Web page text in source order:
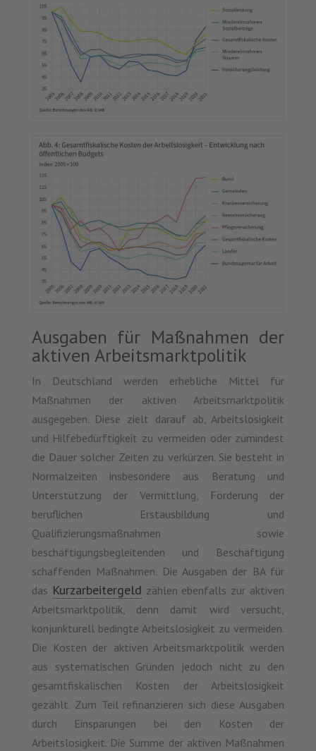
Ausgaben für Maßnahmen der
aktiven Arbeitsmarktpolitik
In Deutschland werden erhebliche Mittel für
Maßnahmen der aktiven Arbeitsmarktpolitik
ausgegeben. Diese zielt darauf ab, Arbeitslosigkeit
und Hilfebedürftigkeit zu vermeiden oder zumindest
die Dauer solcher Zeiten zu verkürzen. Sie besteht in
Normalzeiten insbesondere aus Beratung und
Unterstützung der Vermittlung, Förderung der
beruflichen Erstausbildung und
Qualifizierungsmaßnahmen sowie
beschäftigungsbegleitenden und Beschäftigung
schaffenden Maßnahmen. Die Ausgaben der BA für
das Kurzarbeitergeld zählen ebenfalls zur aktiven
Arbeitsmarktpolitik, denn damit wird versucht,
konjunkturell bedingte Arbeitslosigkeit zu vermeiden.
Die Kosten der aktiven Arbeitsmarktpolitik werden
aus systematischen Gründen jedoch nicht zu den
gesamtfiskalischen Kosten der Arbeitslosigkeit
gezählt. Zum Teil refinanzieren sich diese Ausgaben
durch Einsparungen bei den Kosten der
Arbeitslosigkeit. Die Summe der aktiven Maßnahmen